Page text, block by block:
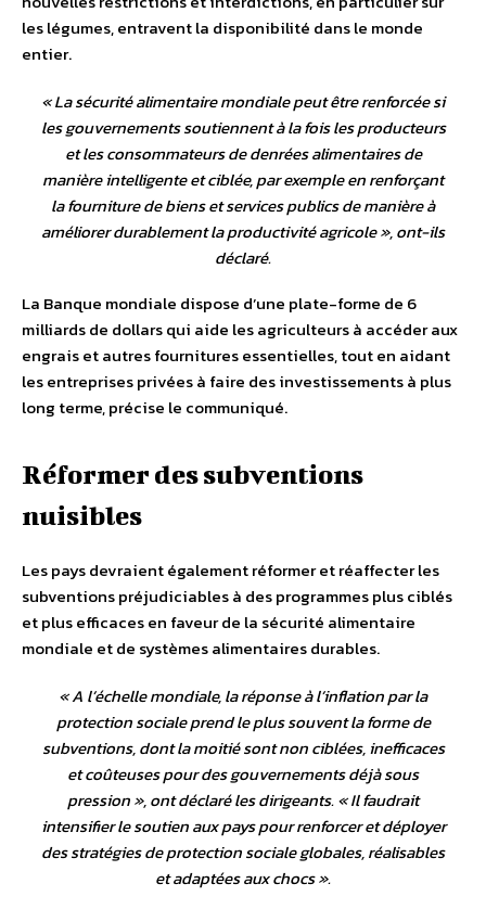
les légumes, entravent la disponibilité dans le monde
entier.
«La sécurité alimentaire mondiale peut être renforcée si
les gouvernements soutiennent à la fois les producteurs
et les consommateurs de denrées alimentaires de
manière intelligente et ciblée, par exemple en renforçant
la fourniture de biens et services publics de manière à
améliorer durablement la productivité agricole», ont-ils
déclaré.
La Banque mondiale dispose d’une plate-forme de 6
milliards de dollars qui aide les agriculteurs à accéder aux
engrais et autres fournitures essentielles, tout en aidant
les entreprises privées à faire des investissements à plus
long terme, précise le communiqué.
Réformer des subventions
nuisibles
Les pays devraient également réformer et réaffecter les
subventions préjudiciables à des programmes plus ciblés
et plus efficaces en faveur de la sécurité alimentaire
mondiale et de systèmes alimentaires durables.
«A l’échelle mondiale, la réponse à l’inflation par la
protection sociale prend le plus souvent la forme de
subventions, dont la moitié sont non ciblées, inefficaces
et coûteuses pour des gouvernements déjà sous
pression», ont déclaré les dirigeants. «Il faudrait
intensifier le soutien aux pays pour renforcer et déployer
des stratégies de protection sociale globales, réalisables
et adaptées aux chocs».